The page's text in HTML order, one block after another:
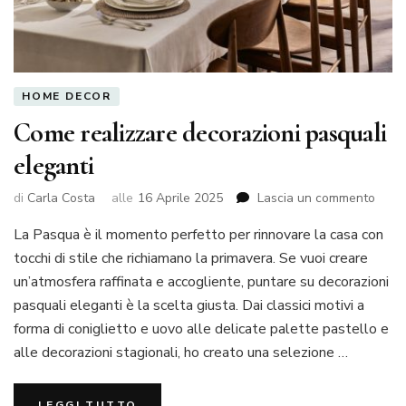
HOME DECOR
Come realizzare decorazioni pasquali
eleganti
di Carla Costa alle 16 Aprile 2025 Lascia un commento
La Pasqua è il momento perfetto per rinnovare la casa con
tocchi di stile che richiamano la primavera. Se vuoi creare
un’atmosfera raffinata e accogliente, puntare su decorazioni
pasquali eleganti è la scelta giusta. Dai classici motivi a
forma di coniglietto e uovo alle delicate palette pastello e
alle decorazioni stagionali, ho creato una selezione …